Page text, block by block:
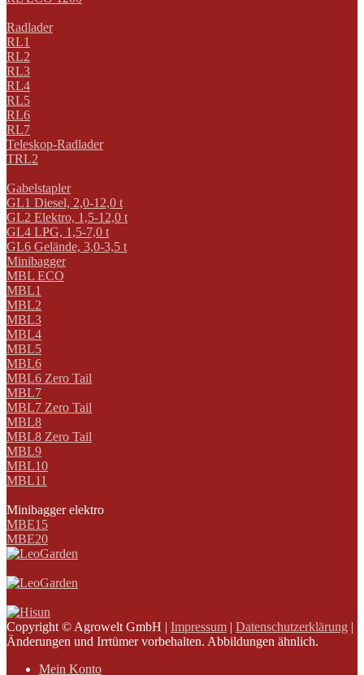
Radlader
RL1
RL2
RL3
RL4
RL5
RL6
RL7
Teleskop-Radlader
TRL2
Gabelstapler
GL1 Diesel, 2,0-12,0 t
GL2 Elektro, 1,5-12,0 t
GL4 LPG, 1,5-7,0 t
GL6 Gelände, 3,0-3,5 t
Minibagger
MBL ECO
MBL1
MBL2
MBL3
MBL4
MBL5
MBL6
MBL6 Zero Tail
MBL7
MBL7 Zero Tail
MBL8
MBL8 Zero Tail
MBL9
MBL10
MBL11
Minibagger elektro
MBE15
MBE20
Copyright © Agrowelt GmbH | Impressum | Datenschutzerklärung |
Änderungen und Irrtümer vorbehalten. Abbildungen ähnlich.
Mein Konto